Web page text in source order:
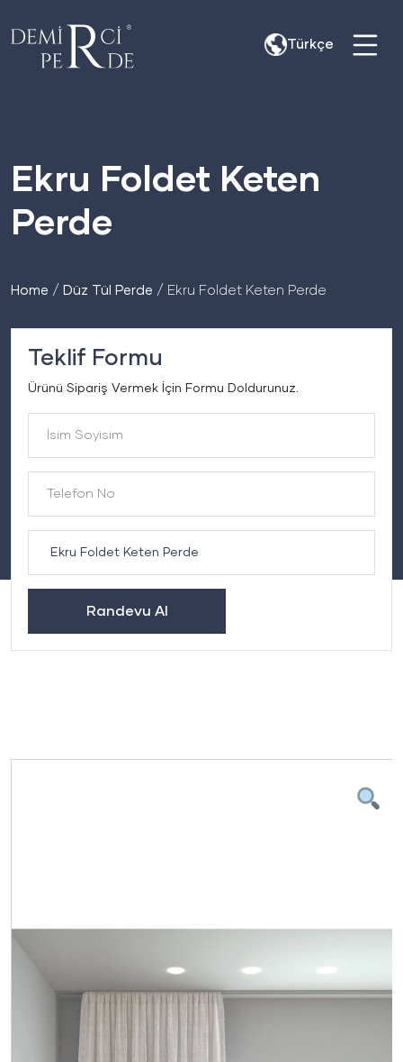
to
content
Türkçe
Ekru Foldet Keten
Perde
Home / Düz Tül Perde / Ekru Foldet Keten Perde
Teklif Formu
Ürünü Sipariş Vermek İçin Formu Doldurunuz.